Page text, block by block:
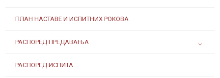
ПЛАН НАСТАВЕ И ИСПИТНИХ РОКОВА
РАСПОРЕД ПРЕДАВАЊА
РАСПОРЕД ИСПИТА